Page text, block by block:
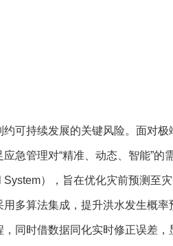
可持续发展的关键风险。面对
急管理对“精准、动态、智能”的
），旨在优化灾前预测至
多算法集成，提升洪水发生概
同时借数据同化实时修正误差，